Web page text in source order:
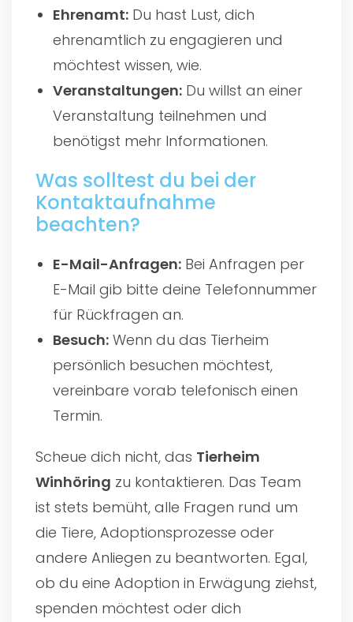
Ehrenamt: Du hast Lust, dich
ehrenamtlich zu engagieren und
möchtest wissen, wie.
Veranstaltungen: Du willst an einer
Veranstaltung teilnehmen und
benötigst mehr Informationen.
Was solltest du bei der
Kontaktaufnahme
beachten?
E-Mail-Anfragen: Bei Anfragen per
E-Mail gib bitte deine Telefonnummer
für Rückfragen an.
Besuch: Wenn du das Tierheim
persönlich besuchen möchtest,
vereinbare vorab telefonisch einen
Termin.
Scheue dich nicht, das Tierheim
Winhöring zu kontaktieren. Das Team
ist stets bemüht, alle Fragen rund um
die Tiere, Adoptionsprozesse oder
andere Anliegen zu beantworten. Egal,
ob du eine Adoption in Erwägung ziehst,
spenden möchtest oder dich